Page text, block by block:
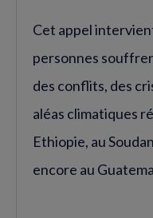
Cet appel
personnes
des conflits, des
aléas climatiques
Ethiopie, au
encore au